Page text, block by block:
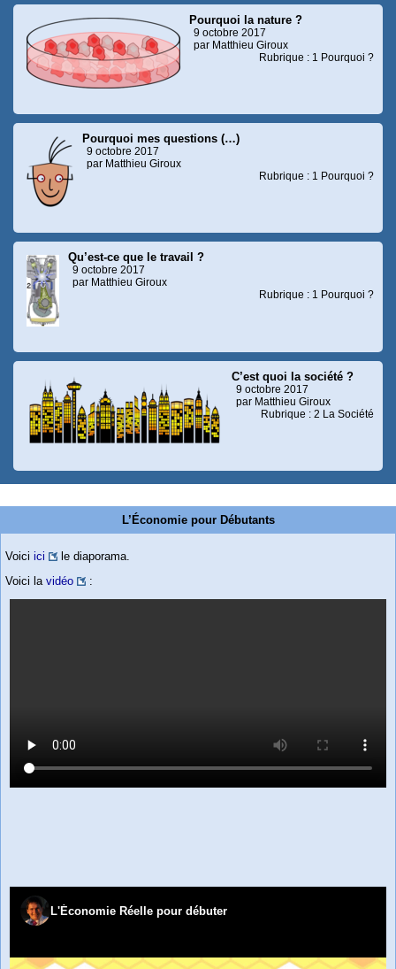
Pourquoi la nature ?
9 octobre 2017
par Matthieu Giroux
Rubrique : 1 Pourquoi ?
Pourquoi mes questions (…)
9 octobre 2017
par Matthieu Giroux
Rubrique : 1 Pourquoi ?
Qu’est-ce que le travail ?
9 octobre 2017
par Matthieu Giroux
Rubrique : 1 Pourquoi ?
C’est quoi la société ?
9 octobre 2017
par Matthieu Giroux
Rubrique : 2 La Société
L’Économie pour Débutants
Voici ici
le diaporama.
Voici la vidéo :